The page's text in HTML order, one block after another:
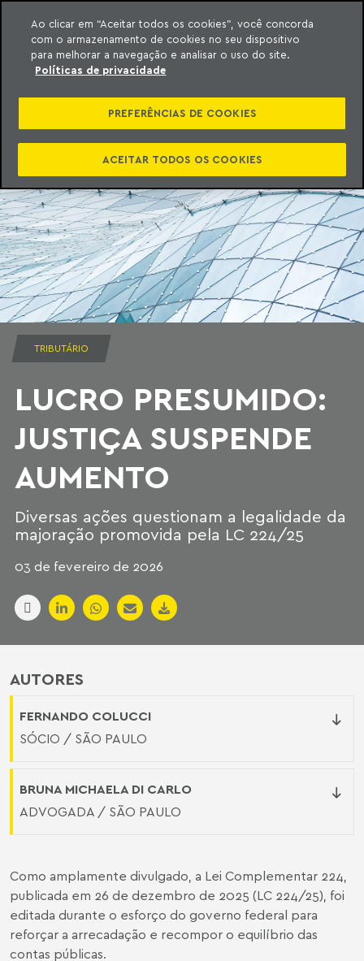
o conteúdo
Machado Meyer
TRIBUTÁRIO
LUCRO PRESUMIDO:
JUSTIÇA SUSPENDE
AUMENTO
Diversas ações questionam a legalidade da
majoração promovida pela LC 224/25
03 de fevereiro de 2026
AUTORES
FERNANDO COLUCCI
SÓCIO / SÃO PAULO
BRUNA MICHAELA DI CARLO
ADVOGADA / SÃO PAULO
Como amplamente divulgado, a Lei Complementar 224,
publicada em 26 de dezembro de 2025 (LC 224/25), foi
editada durante o esforço do governo federal para
reforçar a arrecadação e recompor o equilíbrio das
contas públicas.
Ao clicar em “Aceitar todos os cookies”, você concorda
com o armazenamento de cookies no seu dispositivo
para melhorar a navegação e analisar o uso do site.
Políticas de privacidade
PREFERÊNCIAS DE COOKIES
ACEITAR TODOS OS COOKIES